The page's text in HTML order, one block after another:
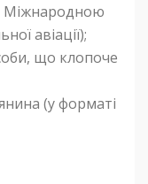
Міжнародною
авіації);
що клопоче
(у форматі